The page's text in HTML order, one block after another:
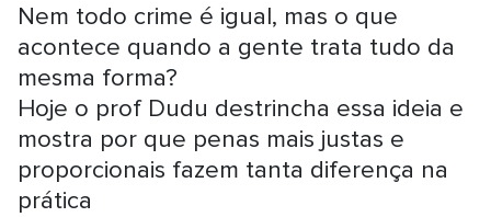
Nem todo crime é igual, mas o que
acontece quando a gente trata tudo da
mesma forma?
Hoje o prof Dudu destrincha essa ideia e
mostra por que penas mais justas e
proporcionais fazem tanta diferença na
prática